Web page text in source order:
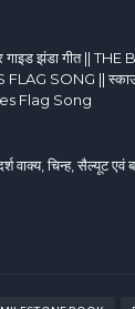
गाइड झंडा गीत ||
SONG ||
Flag Song
वाक्य, चिन्ह, सैल्यूट एवं